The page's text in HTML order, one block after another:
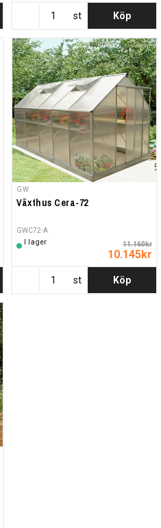
st Köp
GW
Växthus Cera-72
GWC72-A
I lager
11.160kr
10.145kr
st Köp